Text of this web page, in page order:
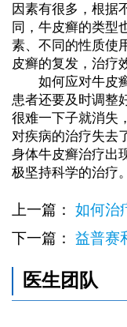
因素有很多，根据
同，牛皮癣的类型
素、不同的性质使
皮癣的复发，治疗
如何应对牛皮癣
患者还要及时调整
很难一下子就消失
对疾病的治疗失去
身体牛皮癣治疗出
极坚持科学的治疗。
上一篇： 如何治
下一篇： 益普赛
医生团队